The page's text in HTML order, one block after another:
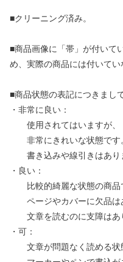
■クリーニング済み。
■商品画像に「帯」が付いて
め、実際の商品には付いてい
■商品状態の表記につきまし
・非常に良い：
使用されてはいますが、
非常にきれいな状態です
書き込みや線引きはあり
・良い：
比較的綺麗な状態の商品
ページやカバーに欠品は
文章を読むのに支障はあ
・可：
文章が問題なく読める状